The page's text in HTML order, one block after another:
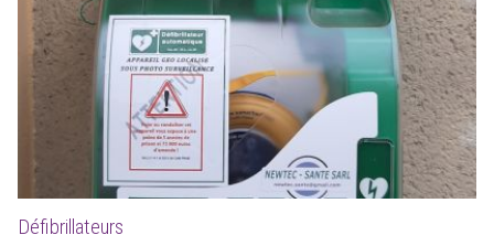
Défibrillateurs